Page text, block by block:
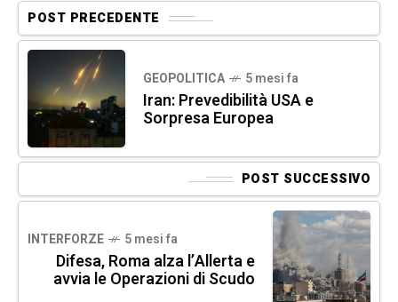
POST PRECEDENTE
GEOPOLITICA 5 mesi fa
Iran: Prevedibilità USA e
Sorpresa Europea
POST SUCCESSIVO
INTERFORZE 5 mesi fa
Difesa, Roma alza l’Allerta e
avvia le Operazioni di Scudo